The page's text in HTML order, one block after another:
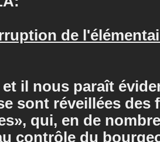
de
il nous paraît
sont réveillées des
qui, en de
contrôle du